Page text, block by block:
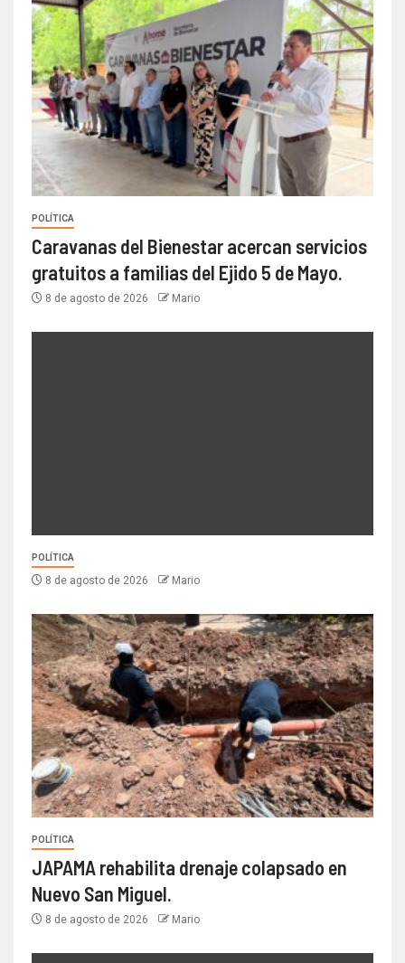
POLÍTICA
Caravanas del Bienestar acercan servicios
gratuitos a familias del Ejido 5 de Mayo.
8 de agosto de 2026 Mario
POLÍTICA
8 de agosto de 2026 Mario
POLÍTICA
JAPAMA rehabilita drenaje colapsado en
Nuevo San Miguel.
8 de agosto de 2026 Mario